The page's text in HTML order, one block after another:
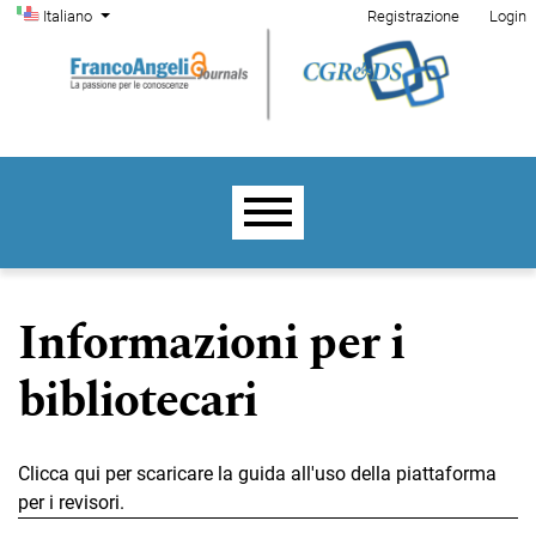
Salta al menu principale di navigazione
Salta al contenuto principale
Salta al piè di pagina del sito
Cambia la lingua. La lingua corrente è:
Italiano
Menu di amministrazione
Registrazione Login
Menu principale
Informazioni per i
bibliotecari
Clicca qui per scaricare la guida all'uso della piattaforma
per i revisori.